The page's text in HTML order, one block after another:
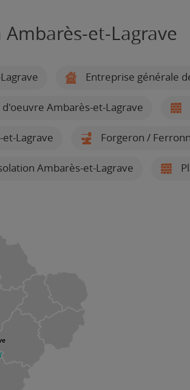
et-Lagrave
Entreprise générale
Ambarès-et-Lagrave
Lagrave Forgeron /
Ambarès-et-Lagrave